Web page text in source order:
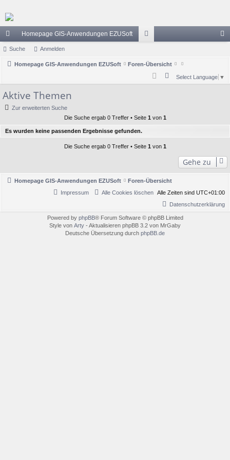
ch
ne
ug
riff
Homepage GIS-Anwendungen EZUSoft
en
el
Suche Anmelden
Homepage GIS-Anwendungen EZUSoft Foren-Übersicht
Select Language ▼
Aktive Themen
Zur erweiterten Suche
Die Suche ergab 0 Treffer • Seite 1 von 1
Es wurden keine passenden Ergebnisse gefunden.
Die Suche ergab 0 Treffer • Seite 1 von 1
Gehe zu
Homepage GIS-Anwendungen EZUSoft
Foren-Übersicht
Alle Zeiten sind UTC+01:00
Alle Cookies löschen
Impressum
Datenschutzerklärung
Powered by phpBB® Forum Software © phpBB Limited
Style von Arty - Aktualisieren phpBB 3.2 von MrGaby
Deutsche Übersetzung durch phpBB.de